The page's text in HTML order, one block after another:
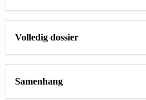
Volledig dossier
Samenhang